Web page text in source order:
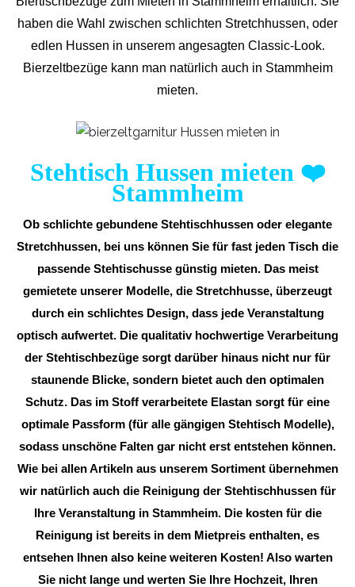
haben die Wahl zwischen schlichten Stretchhussen, oder
edlen Hussen in unserem angesagten Classic-Look.
Bierzeltbezüge kann man natürlich auch in Stammheim
mieten.
Stehtisch Hussen mieten ❤️
Stammheim
Ob schlichte gebundene Stehtischhussen oder elegante
Stretchhussen, bei uns können Sie für fast jeden Tisch die
passende Stehtischusse günstig mieten. Das meist
gemietete unserer Modelle, die Stretchhusse, überzeugt
durch ein schlichtes Design, dass jede Veranstaltung
optisch aufwertet. Die qualitativ hochwertige Verarbeitung
der Stehtischbezüge sorgt darüber hinaus nicht nur für
staunende Blicke, sondern bietet auch den optimalen
Schutz. Das im Stoff verarbeitete Elastan sorgt für eine
optimale Passform (für alle gängigen Stehtisch Modelle),
sodass unschöne Falten gar nicht erst entstehen können.
Wie bei allen Artikeln aus unserem Sortiment übernehmen
wir natürlich auch die Reinigung der Stehtischhussen für
Ihre Veranstaltung in Stammheim. Die kosten für die
Reinigung ist bereits in dem Mietpreis enthalten, es
entsehen Ihnen also keine weiteren Kosten! Also warten
Sie nicht lange und werten Sie Ihre Hochzeit, Ihren